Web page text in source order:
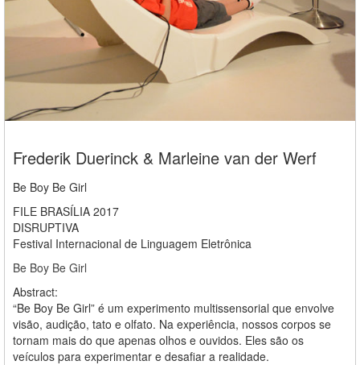
Frederik Duerinck & Marleine van der Werf
Be Boy Be Girl
FILE BRASÍLIA 2017
DISRUPTIVA
Festival Internacional de Linguagem Eletrônica
Be Boy Be Girl
Abstract:
“Be Boy Be Girl” é um experimento multissensorial que envolve
visão, audição, tato e olfato. Na experiência, nossos corpos se
tornam mais do que apenas olhos e ouvidos. Eles são os
veículos para experimentar e desafiar a realidade.